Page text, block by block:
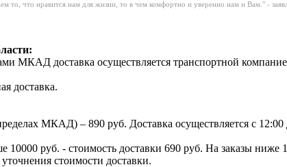
то, что нравится нам для жизни, то в чем комфортно и уверенно нам и Вам." -
МКАД доставка осуществляется транспортной
доставка.
МКАД) – 890 руб. Доставка осуществляется с 12:00
10000 руб. - стоимость доставки 690 руб. На заказы
стоимости доставки.